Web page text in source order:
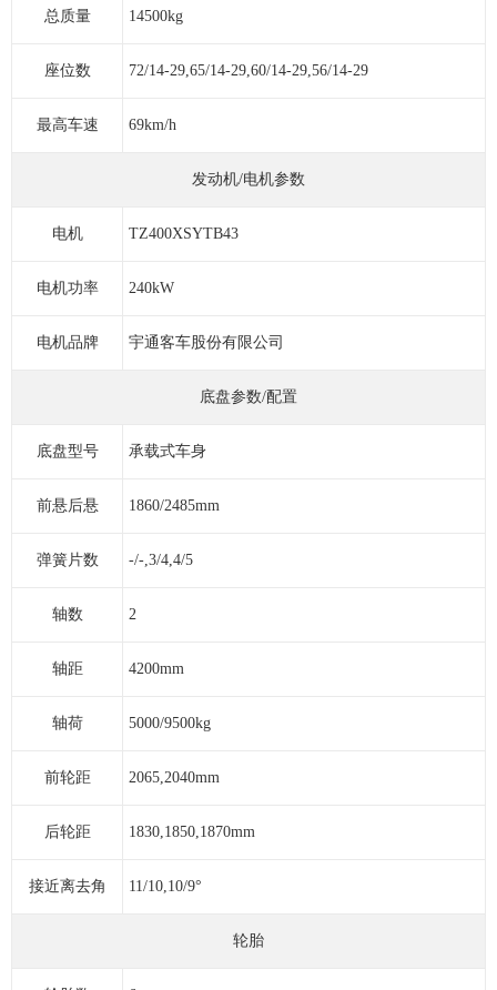
总质量 14500kg
座位数 72/14-29,65/14-29,60/14-29,56/14-29
最高车速 69km/h
发动机/电机参数
电机 TZ400XSYTB43
电机功率 240kW
电机品牌 宇通客车股份有限公司
底盘参数/配置
底盘型号 承载式车身
前悬后悬 1860/2485mm
弹簧片数 -/-,3/4,4/5
轴数 2
轴距 4200mm
轴荷 5000/9500kg
前轮距 2065,2040mm
后轮距 1830,1850,1870mm
接近离去角 11/10,10/9°
轮胎